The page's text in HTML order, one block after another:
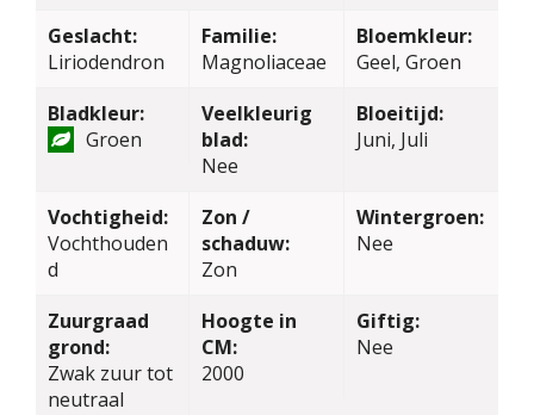
Geslacht:
Liriodendron
Familie:
Magnoliaceae
Bloemkleur:
Geel, Groen
Bladkleur:
Groen
Veelkleurig
blad:
Nee
Bloeitijd:
Juni, Juli
Vochtigheid:
Vochthouden
d
Zon /
schaduw:
Zon
Wintergroen:
Nee
Zuurgraad
grond:
Zwak zuur tot
neutraal
Hoogte in
CM:
2000
Giftig:
Nee